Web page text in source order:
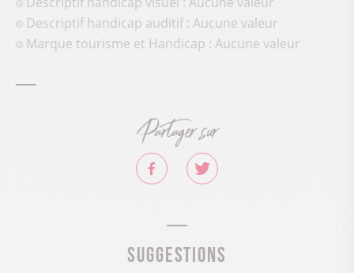
Descriptif handicap auditif : Aucune valeur
Marque tourisme et Handicap : Aucune valeur
Partager sur
Suggestions